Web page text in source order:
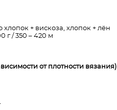
+ вискоза, хлопок + лён
г / 350 – 420 м
от плотности вязания)